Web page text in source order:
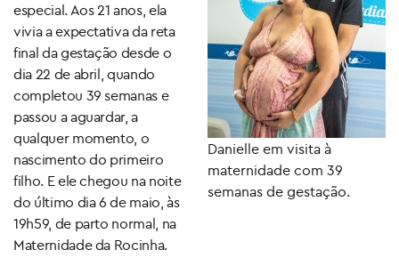
Danielle em visita à
maternidade com 39
semanas de gestação.
especial. Aos 21 anos, ela
vivia a expectativa da reta
final da gestação desde o
dia 22 de abril, quando
completou 39 semanas e
passou a aguardar, a
qualquer momento, o
nascimento do primeiro
filho. E ele chegou na noite
do último dia 6 de maio, às
19h59, de parto normal, na
Maternidade da Rocinha.